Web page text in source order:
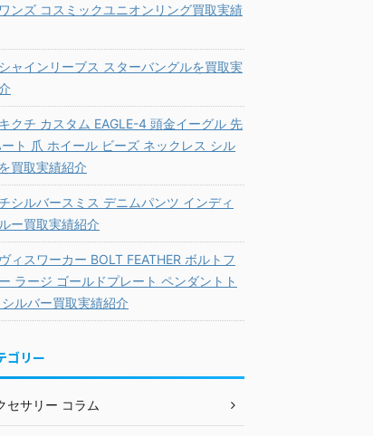
ンズ コスミックユニオンリング買取実績
ャインリーブス スターバングルを買取実
クチ カスタム EAGLE-4 頭金イーグル 先
ト 爪 ホイール ビーズ ネックレス シル
買取実績紹介
シルバースミス デニムパンツ インディ
ー買取実績紹介
ィスワーカー BOLT FEATHER ボルトフ
ラージ ゴールドプレート ペンダントト
シルバー買取実績紹介
ゴリー
セサリー コラム